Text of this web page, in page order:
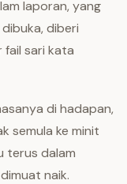
laporan, yang
diberi
fail sari kata
di hadapan,
semula ke minit
terus dalam
naik.